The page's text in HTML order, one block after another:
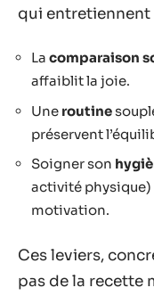
qui entretiennent
La comparaison
affaiblit la joie.
Une routine
préservent
Soigner son
activité physique)
motivation.
Ces leviers,
pas de la recette